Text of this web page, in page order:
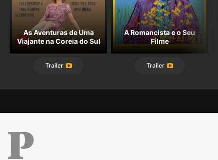
As Aventuras de Uma
Viajante na Coreia do Sul
Trailer
A Romancista e o Seu
Filme
Trailer